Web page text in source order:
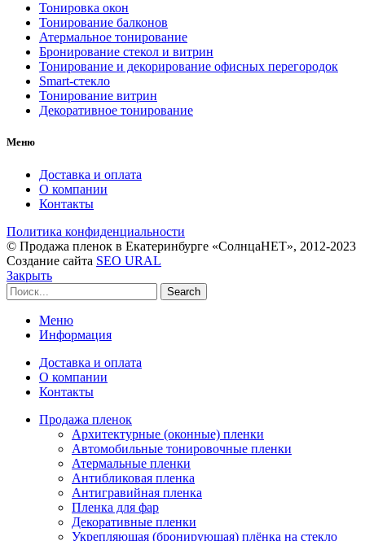
Тонировка окон
Тонирование балконов
Атермальное тонирование
Бронирование стекол и витрин
Тонирование и декорирование офисных перегородок
Smart-стекло
Тонирование витрин
Декоративное тонирование
Меню
Доставка и оплата
О компании
Контакты
Политика конфиденциальности
© Продажа пленок в Екатеринбурге «СолнцаНЕТ», 2012-2023
Создание сайта SEO URAL
Закрыть
Search
Меню
Информация
Доставка и оплата
О компании
Контакты
Продажа пленок
Архитектурные (оконные) пленки
Автомобильные тонировочные пленки
Атермальные пленки
Антибликовая пленка
Антигравийная пленка
Пленка для фар
Декоративные пленки
Укрепляющая (бронирующая) плёнка на стекло